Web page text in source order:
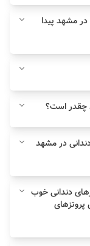
مشهد پیدا
چقدر است؟
در مشهد
دندانی خوب